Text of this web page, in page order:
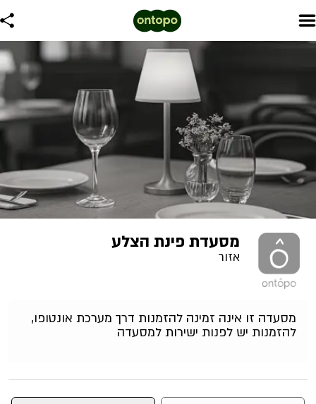
מסעדת פינת הצלע
אזור
מסעדה זו אינה זמינה להזמנות דרך מערכת אונטופו,
להזמנות יש לפנות ישירות למסעדה